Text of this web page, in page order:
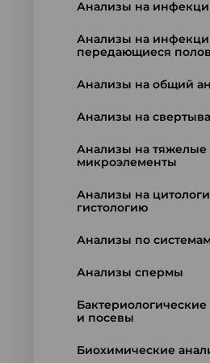
Анализы на
Анализы на
передающиеся
Анализы на общий
Анализы на
Анализы на тяжелые
микроэлементы
Анализы на
гистологию
Анализы по
Анализы спермы
и посевы
Биохимические